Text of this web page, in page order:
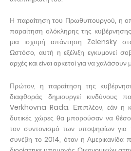
Η παραίτηση του Πρωθυπουργού, η
παραίτηση ολόκληρης της
μια ισχυρή απάντηση Zelensky
Ωστόσο, αυτή η εξέλιξη εγκυμονεί
αρχές και είναι αρκετοί για να χαλάσουν
Πρώτον, η παραίτηση της
διαφθοράς δημιουργεί κινδύνους
Verkhovna Rada. Επιπλέον, εάν η
δυτικές χώρες θα μπορούσαν να
τον συντονισμό των υποψηφίων για
συνέβη το 2014, όταν η